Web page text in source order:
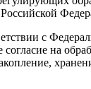
Российской
с
согласие на